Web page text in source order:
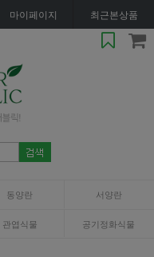
마이페이지 최근본상품
동양란 서양란
관엽식물 공기정화식물